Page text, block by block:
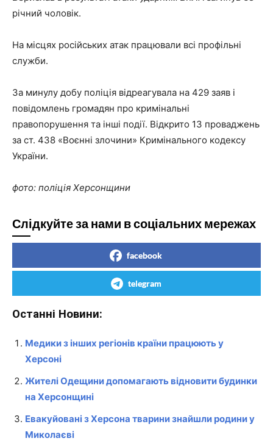
річний чоловік.
На місцях російських атак працювали всі профільні
служби.
За минулу добу поліція відреагувала на 429 заяв і
повідомлень громадян про кримінальні
правопорушення та інші події. Відкрито 13 проваджень
за ст. 438 «Воєнні злочини» Кримінального кодексу
України.
фото: поліція Херсонщини
Слідкуйте за нами в соціальних мережах
facebook
telegram
Останні Новини:
Медики з інших регіонів країни працюють у
Херсоні
Жителі Одещини допомагають відновити будинки
на Херсонщині
Евакуйовані з Херсона тварини знайшли родини у
Миколаєві